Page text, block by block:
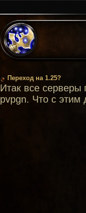
Переход на 1.25?
Итак все серверы
pvpgn. Что с этим